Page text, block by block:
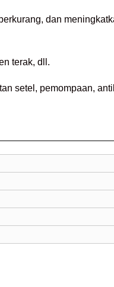
dan
terak, dll.
setel, pemompaan,